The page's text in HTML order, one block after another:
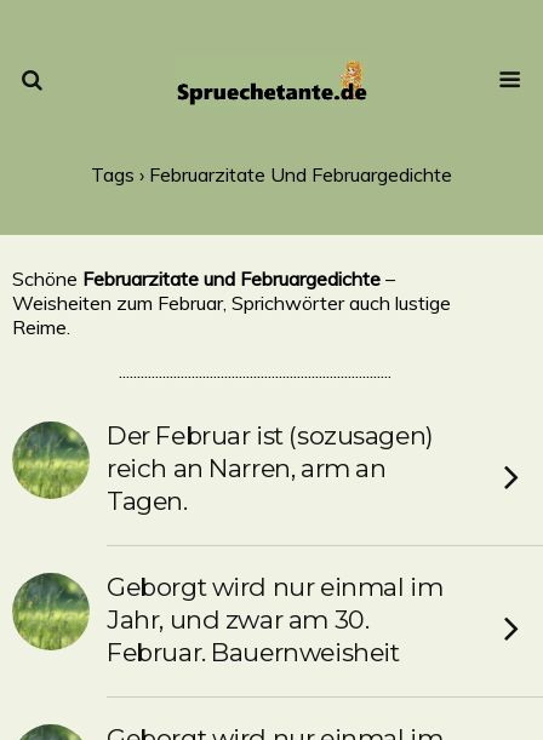
Tags › Februarzitate Und Februargedichte
Schöne Februarzitate und Februargedichte –
Weisheiten zum Februar, Sprichwörter auch lustige
Reime.
...........................................................................
Der Februar ist (sozusagen)
reich an Narren, arm an
Tagen.
Geborgt wird nur einmal im
Jahr, und zwar am 30.
Februar. Bauernweisheit